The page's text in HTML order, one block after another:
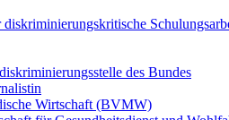
des Bundes
Wirtschaft (BVMW)